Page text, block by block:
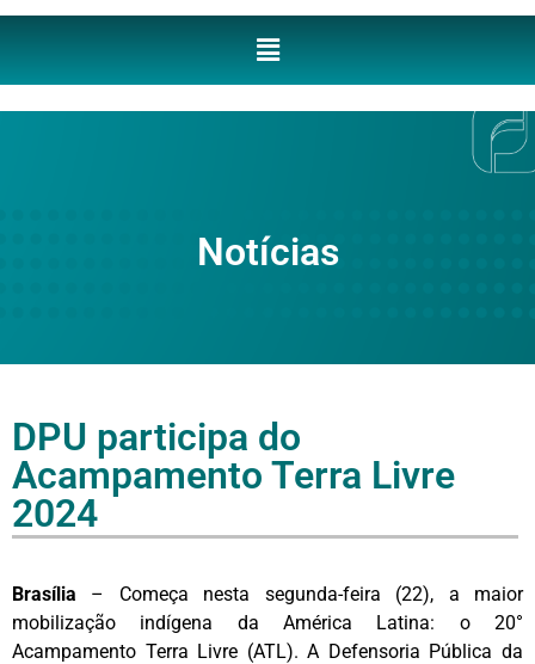
Notícias
DPU participa do
Acampamento Terra Livre
2024
Brasília – Começa nesta segunda-feira (22), a maior
mobilização indígena da América Latina: o 20°
Acampamento Terra Livre (ATL). A Defensoria Pública da